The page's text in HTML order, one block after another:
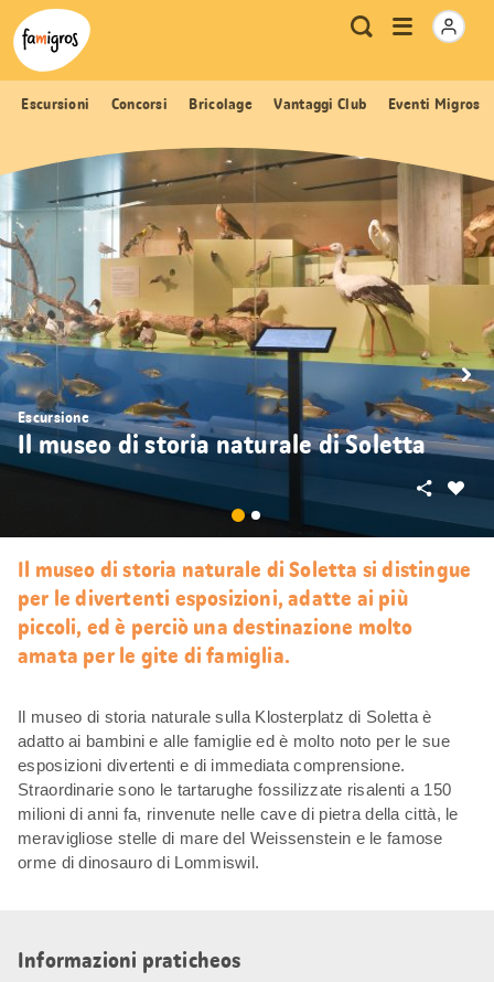
Navigazione
segnalibri
Header
Logo Metanavigazione
Ricerca
Apri
menu
Escursioni Concorsi Bricolage Vantaggi Club Eventi Migros
Escursione
Il museo di storia naturale di Soletta
piace
Condividi
Il museo di storia naturale di Soletta si distingue
per le divertenti esposizioni, adatte ai più
piccoli, ed è perciò una destinazione molto
amata per le gite di famiglia.
Il museo di storia naturale sulla Klosterplatz di Soletta è
adatto ai bambini e alle famiglie ed è molto noto per le sue
esposizioni divertenti e di immediata comprensione.
Straordinarie sono le tartarughe fossilizzate risalenti a 150
milioni di anni fa, rinvenute nelle cave di pietra della città, le
meravigliose stelle di mare del Weissenstein e le famose
orme di dinosauro di Lommiswil.
Informazioni praticheos